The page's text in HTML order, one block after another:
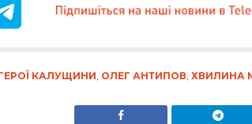
КАЛУЩИНИ ОЛЕГ АНТИПОВ ХВИЛИНА